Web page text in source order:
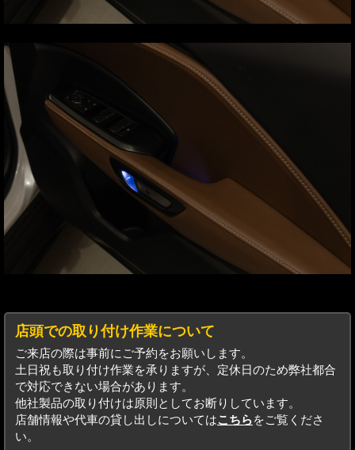
店頭での取り付け作業について
ご来店の際は事前にご予約をお願いします。
土日祝も取り付け作業を承りますが、定休日のため弊社都合
で対応できない場合があります。
他社製品の取り付けは原則としてお断りしています。
店舗情報や代車の貸し出しについてはこちらをご覧くださ
い。